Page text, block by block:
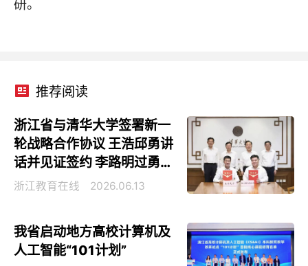
研。
推荐阅读
浙江省与清华大学签署新一
轮战略合作协议 王浩邱勇讲
话并见证签约 李路明过勇出
席
浙江教育在线 2026.06.13
我省启动地方高校计算机及
人工智能“101计划”